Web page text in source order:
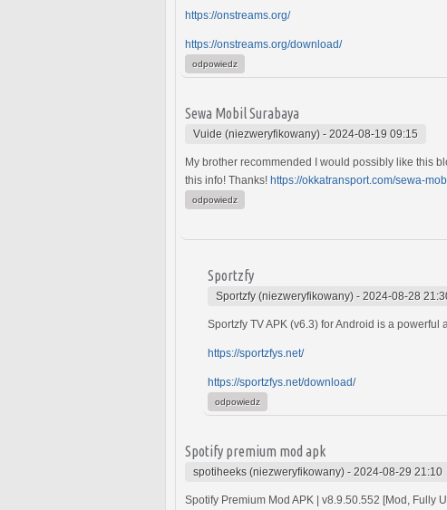
https://onstreams.org/
https://onstreams.org/download/
odpowiedz
Sewa Mobil Surabaya
Vuide (niezweryfikowany) - 2024-08-19 09:15
My brother recommended I would possibly like this
this info! Thanks! https://okkatransport.com/sewa-
odpowiedz
Sportzfy
Sportzfy (niezweryfikowany) - 2024-08-28
Sportzfy TV APK (v6.3) for Android is a
https://sportzfys.net/
https://sportzfys.net/download/
odpowiedz
Spotify premium mod apk
spotiheeks (niezweryfikowany) - 2024-08-29 21:10
Spotify Premium Mod APK | v8.9.50.552 [Mod, Fully